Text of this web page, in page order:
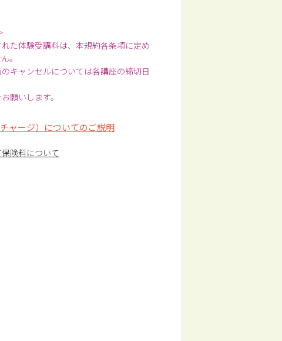
た体験受講料は、本規約各条項に定め
。
キャンセルについては各講座の締切日
願いします。
ャージ）についてのご説明
保険料について